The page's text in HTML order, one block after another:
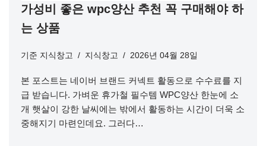
가성비 좋은 wpc양산 추천 꼭 구매해야 하
는 상품
기준 지식창고 지식창고 2026년 04월 28일
본 포스트는 네이버 브랜드 커넥트 활동으로 수수료를 지
급 받습니다. 가벼운 휴가철 필수템 WPC양산 한눈에 소
개 햇살이 강한 날씨에는 밖에서 활동하는 시간이 더욱 소
중해지기 마련인데요. 그러다…